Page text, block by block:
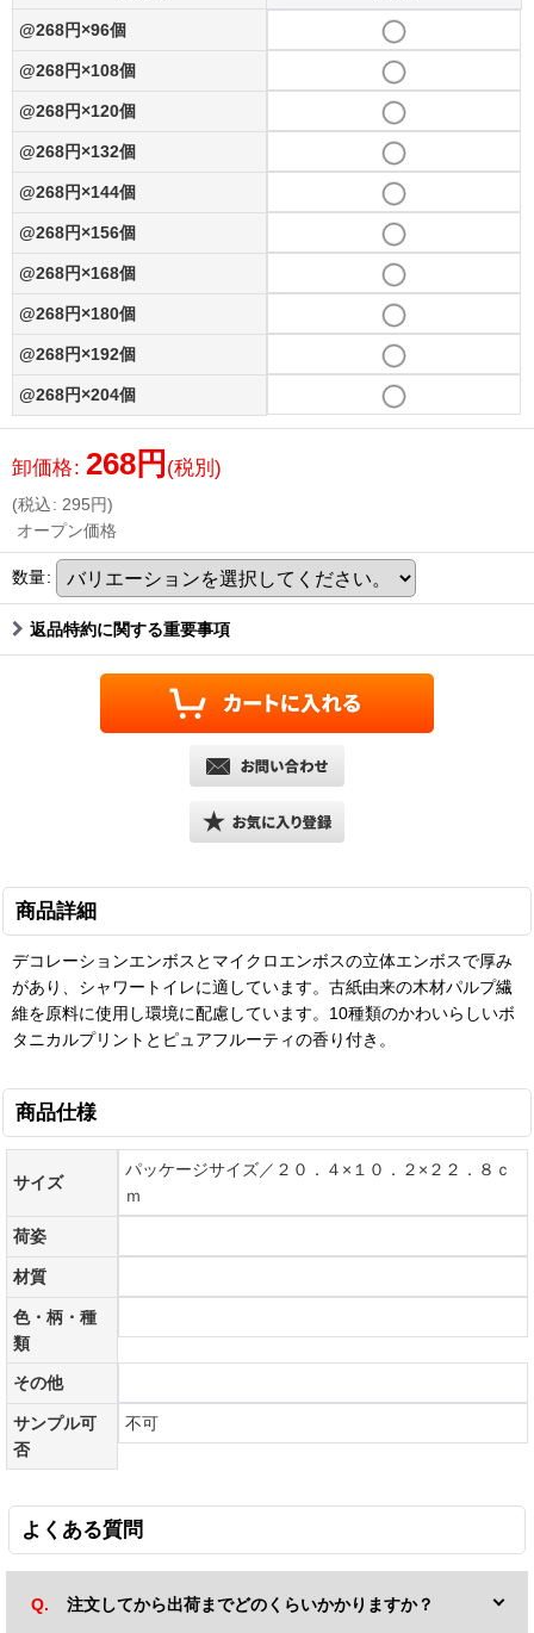
@268円×96個
@268円×108個
@268円×120個
@268円×132個
@268円×144個
@268円×156個
@268円×168個
@268円×180個
@268円×192個
@268円×204個
卸価格: 268円 (税別)
(税込: 295円)
オープン価格
数量:
返品特約に関する重要事項
商品詳細
デコレーションエンボスとマイクロエンボスの立体エンボスで厚み
があり、シャワートイレに適しています。古紙由来の木材パルプ繊
維を原料に使用し環境に配慮しています。10種類のかわいらしいボ
タニカルプリントとピュアフルーティの香り付き。
商品仕様
サイズ
パッケージサイズ／２０．４×１０．２×２２．８ｃ
ｍ
荷姿
材質
色・柄・種
類
その他
サンプル可
否
不可
よくある質問
注文してから出荷までどのくらいかかりますか？